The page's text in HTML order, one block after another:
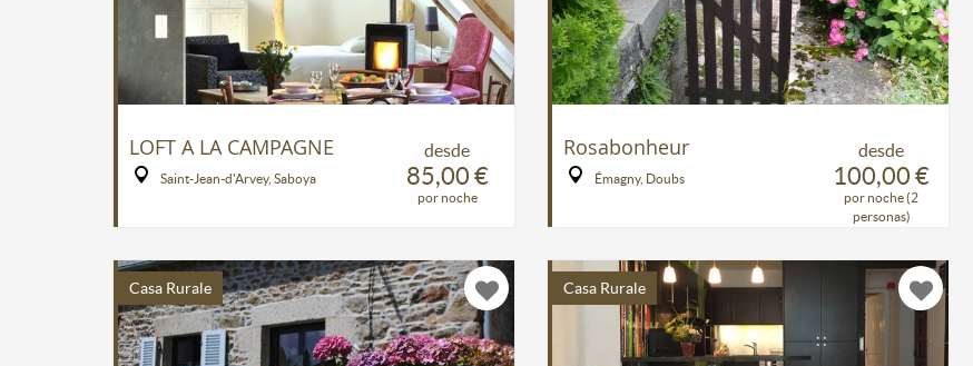
desde
85,00 €
por noche
LOFT A LA CAMPAGNE
Saint-Jean-d'Arvey, Saboya
desde
100,00 €
por noche (2
personas)
Rosabonheur
Émagny, Doubs
Casa Rurale Casa Rurale